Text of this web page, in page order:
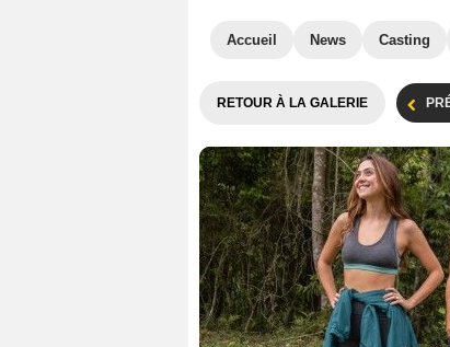
Accueil News Casting
RETOUR À LA GALERIE